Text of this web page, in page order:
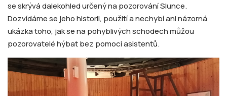
se skrývá dalekohled určený na pozorování Slunce.
Dozvídáme se jeho historii, použití a nechybí ani názorná
ukázka toho, jak se na pohyblivých schodech můžou
pozorovatelé hýbat bez pomoci asistentů.